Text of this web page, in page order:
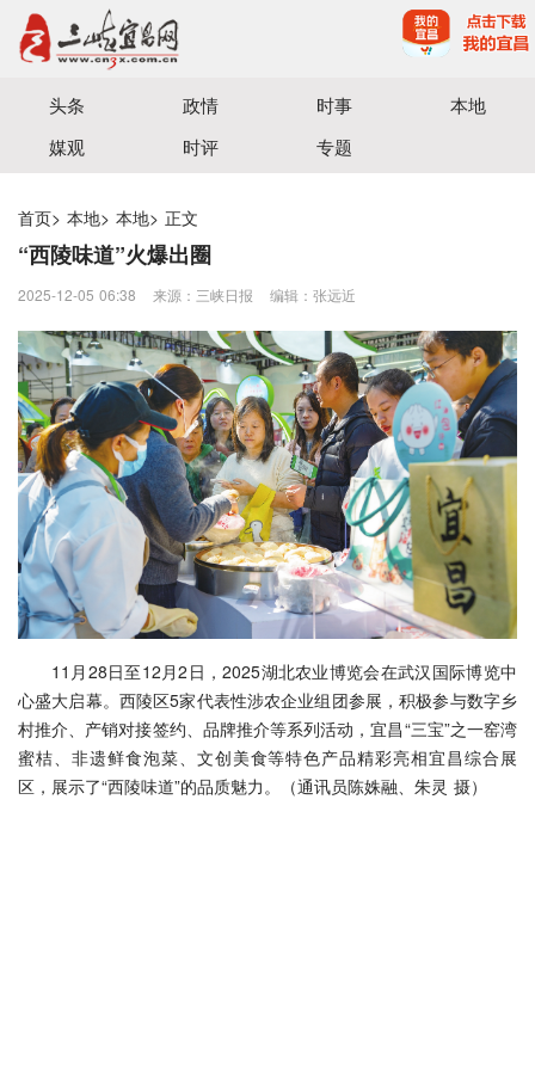
宜昌三峡融媒体中心主办
头条 政情 时事
本地
媒观
时评 专题
首页> 本地> 本地> 正文
“西陵味道”火爆出圈
2025-12-05 06:38 来源：三峡日报 编辑：张远近
11月28日至12月2日，2025湖北农业博览会在武汉国际博览中
心盛大启幕。西陵区5家代表性涉农企业组团参展，积极参与数字乡
村推介、产销对接签约、品牌推介等系列活动，宜昌“三宝”之一窑湾
蜜桔、非遗鲜食泡菜、文创美食等特色产品精彩亮相宜昌综合展
区，展示了“西陵味道”的品质魅力。（通讯员陈姝融、朱灵 摄）